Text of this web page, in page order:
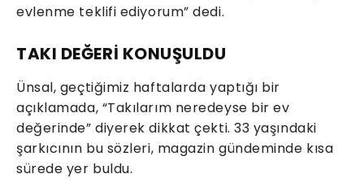
evlenme teklifi ediyorum” dedi.
TAKI DEĞERİ KONUŞULDU
Ünsal, geçtiğimiz haftalarda yaptığı bir
açıklamada, “Takılarım neredeyse bir ev
değerinde” diyerek dikkat çekti. 33 yaşındaki
şarkıcının bu sözleri, magazin gündeminde kısa
sürede yer buldu.